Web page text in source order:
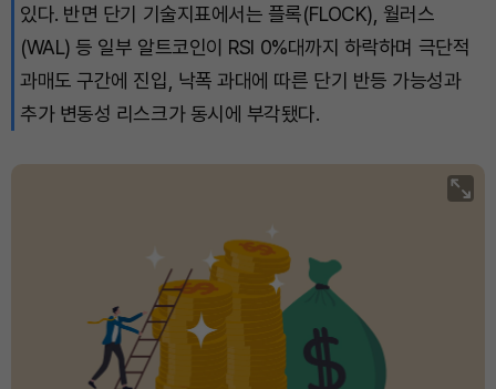
있다. 반면 단기 기술지표에서는 플록(FLOCK), 월러스
(WAL) 등 일부 알트코인이 RSI 0%대까지 하락하며 극단적
과매도 구간에 진입, 낙폭 과대에 따른 단기 반등 가능성과
추가 변동성 리스크가 동시에 부각됐다.